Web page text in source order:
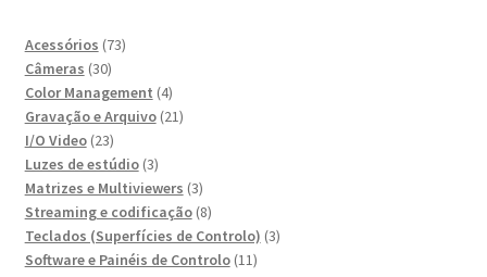
Acessórios 7373
Câmeras 3030
produtos
Color Management 44
produtos
Gravação e Arquivo 2121
I/O Video 2323
produtos
Luzes de estúdio 33
produtos
Matrizes e Multiviewers 33
produtos
Streaming e codificação 88
produtos
Teclados (Superfícies de Controlo) 33
Software e Painéis de Controlo 1111